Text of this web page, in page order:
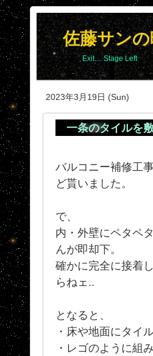
佐藤サンの
Exit.... Stage Left
2023年3月19日 (Sun)
一条のタイルを
バルコニー補修工
ど貰いました。
で、
内・外壁にペタペ
んが即却下。
確かに完全に接着
らねェ..
となると、
・床や地面にタイ
・レゴのように組